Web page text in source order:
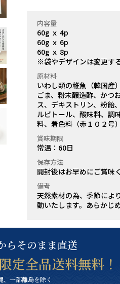
内容量
60g ｘ 4p
60g ｘ 6p
60g ｘ 8p
※袋やデザインは変更す
原材料
いわし類の稚魚（韓国産
ごま、粉末醸造酢、かつ
ス、デキストリン、粉飴
ルビトール、酸味料、調
料、着色料（赤１０２号）
賞味期限
常温：60日
保存方法
開封後はお早めにご賞味
備考
天然素材の為、季節によ
動いたします。あらかじ
らそのまま直送
定全品送料無料！
一部離島を除く